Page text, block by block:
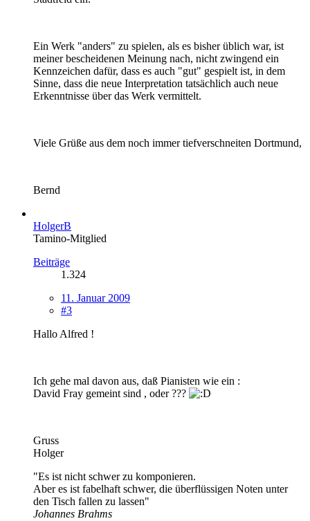
Ein Werk "anders" zu spielen, als es bisher üblich war, ist
meiner bescheidenen Meinung nach, nicht zwingend ein
Kennzeichen dafür, dass es auch "gut" gespielt ist, in dem
Sinne, dass die neue Interpretation tatsächlich auch neue
Erkenntnisse über das Werk vermittelt.
Viele Grüße aus dem noch immer tiefverschneiten Dortmund,
Bernd
HolgerB
Tamino-Mitglied
Beiträge
1.324
11. Januar 2009
#3
Hallo Alfred !
Ich gehe mal davon aus, daß Pianisten wie ein :
David Fray gemeint sind , oder ???
Gruss
Holger
"Es ist nicht schwer zu komponieren.
Aber es ist fabelhaft schwer, die überflüssigen Noten unter
den Tisch fallen zu lassen"
Johannes Brahms